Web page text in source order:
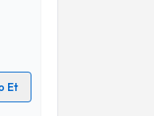
Et